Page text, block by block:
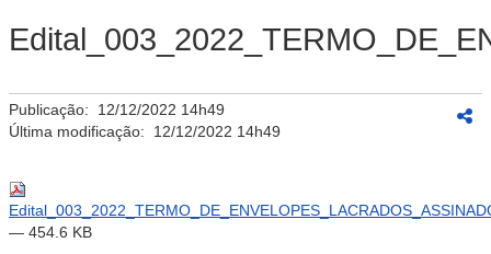
Publicação: 12/12/2022 14h49
Última modificação: 12/12/2022 14h49
— 454.6 KB